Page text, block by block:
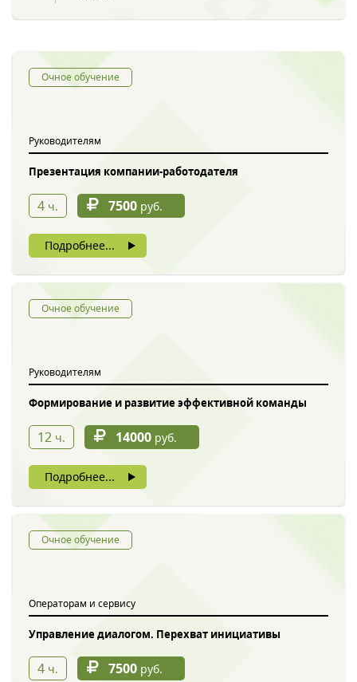
Очное обучение
Руководителям
Презентация компании-работодателя
4 ч. 7500 руб.
Подробнее...
Очное обучение
Руководителям
Формирование и развитие эффективной команды
12 ч. 14000 руб.
Подробнее...
Очное обучение
Операторам и сервису
Управление диалогом. Перехват инициативы
4 ч. 7500 руб.